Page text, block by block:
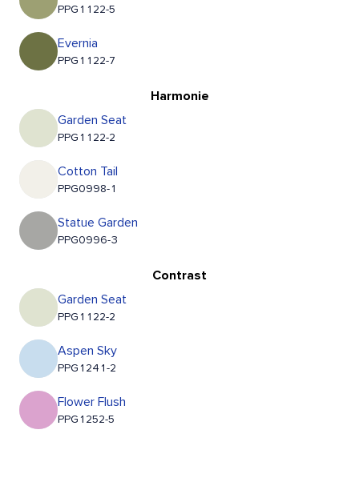
PPG1122-5
Evernia
PPG1122-7
Harmonie
Garden Seat
PPG1122-2
Cotton Tail
PPG0998-1
Statue Garden
PPG0996-3
Contrast
Garden Seat
PPG1122-2
Aspen Sky
PPG1241-2
Flower Flush
PPG1252-5